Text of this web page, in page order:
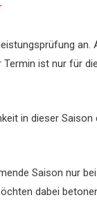
an.
ist nur für
in dieser
Saison nur
dabei